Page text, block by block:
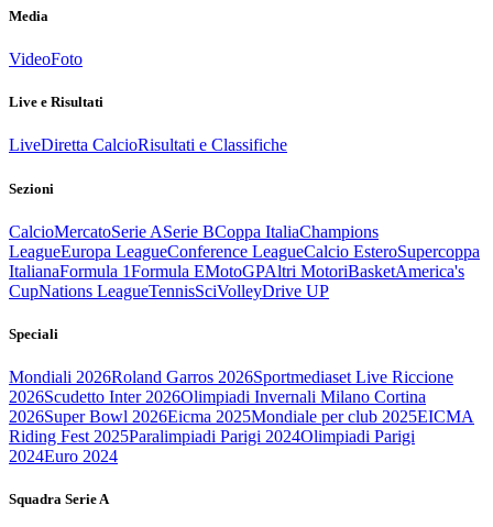
Media
VideoFoto
Live e Risultati
LiveDiretta CalcioRisultati e Classifiche
Sezioni
CalcioMercatoSerie ASerie BCoppa ItaliaChampions
LeagueEuropa LeagueConference LeagueCalcio EsteroSupercoppa
ItalianaFormula 1Formula EMotoGPAltri MotoriBasketAmerica's
CupNations LeagueTennisSciVolleyDrive UP
Speciali
Mondiali 2026Roland Garros 2026Sportmediaset Live Riccione
2026Scudetto Inter 2026Olimpiadi Invernali Milano Cortina
2026Super Bowl 2026Eicma 2025Mondiale per club 2025EICMA
Riding Fest 2025Paralimpiadi Parigi 2024Olimpiadi Parigi
2024Euro 2024
Squadra Serie A